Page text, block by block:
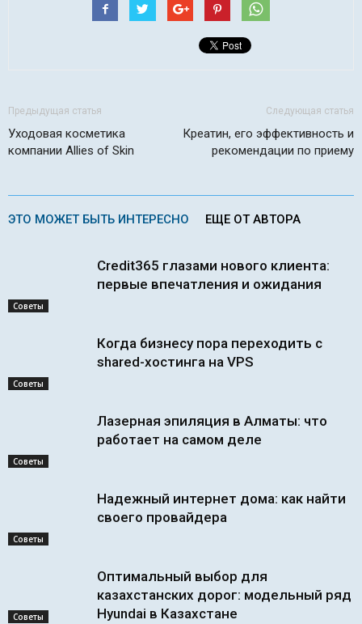
Предыдущая статья
Уходовая косметика
компании Allies of Skin
Следующая статья
Креатин, его эффективность и
рекомендации по приему
ЭТО МОЖЕТ БЫТЬ ИНТЕРЕСНО ЕЩЕ ОТ АВТОРА
Советы
Credit365 глазами нового клиента:
первые впечатления и ожидания
Советы
Когда бизнесу пора переходить с
shared-хостинга на VPS
Советы
Лазерная эпиляция в Алматы: что
работает на самом деле
Советы
Надежный интернет дома: как найти
своего провайдера
Советы
Оптимальный выбор для
казахстанских дорог: модельный ряд
Hyundai в Казахстане